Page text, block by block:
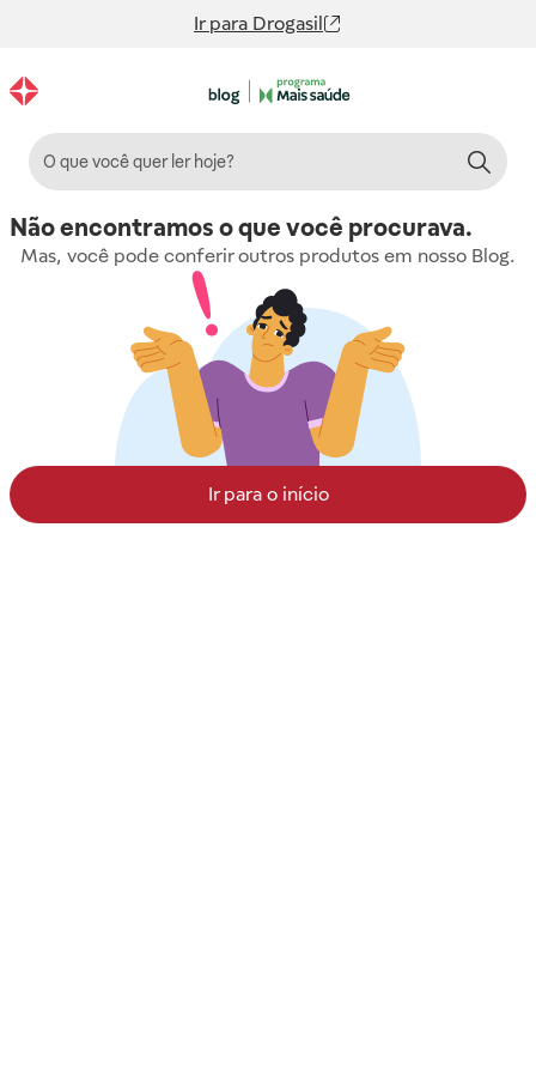
Ir para Drogasil
Não encontramos o que você procurava.
Mas, você pode conferir outros produtos em nosso Blog.
Ir para o início